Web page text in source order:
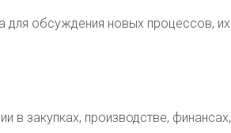
для обсуждения новых процессов, их
закупках, производстве, финансах,